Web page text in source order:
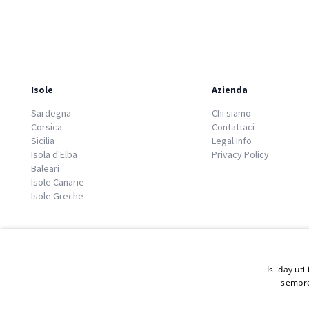
Isole
Sardegna
Corsica
Sicilia
Isola d'Elba
Baleari
Isole Canarie
Isole Greche
Azienda
Chi siamo
Contattaci
Legal Info
Privacy Policy
© 2026 Copyright GATE S.r.l - Via G. Cacciò 5 - 57034 Portoferraio -
Isliday